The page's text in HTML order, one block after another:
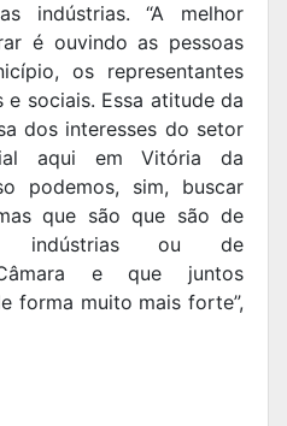
indústrias. “A melhor
é ouvindo as pessoas
os representantes
sociais. Essa atitude da
dos interesses do setor
aqui em Vitória da
podemos, sim, buscar
que são que são de
indústrias ou de
e que juntos
forma muito mais forte”,